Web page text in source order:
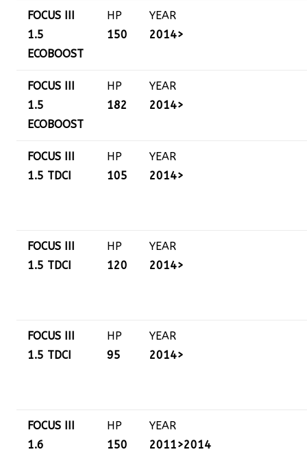
FOCUS III
1.5
ECOBOOST
HP
150
YEAR
2014>
FOCUS III
1.5
ECOBOOST
HP
182
YEAR
2014>
FOCUS III
1.5 TDCI
HP
105
YEAR
2014>
FOCUS III
1.5 TDCI
HP
120
YEAR
2014>
FOCUS III
1.5 TDCI
HP
95
YEAR
2014>
FOCUS III
1.6
HP
150
YEAR
2011>2014